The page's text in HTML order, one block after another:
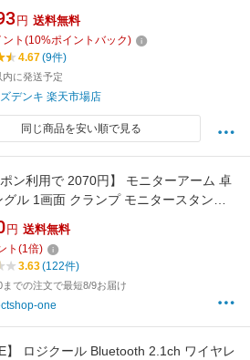
円 送料無料
ト (10%ポイントバック)
4.67(9件)
内に発送予定
デンキ 楽天市場店
同じ商品を安い順で見る
ポン利用で 2070円】 モニターアーム 卓
グル 1画面 クランプ モニタースタンド
アーム ディスプレイアーム パソコン
PC ディスプレイ チルト セッター 角度
ッター 自由 調整 オフィス テレワーク
円 送料無料
ト (1倍)
3.63(122件)
までの注文で最短8/9お届け
one
】 ロジクール Bluetooth 2.1ch ワイヤレ